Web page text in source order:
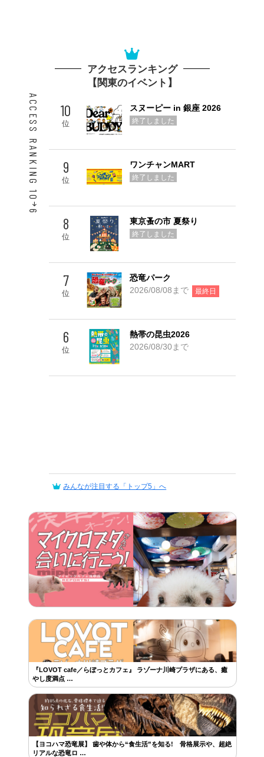
アクセスランキング
【関東のイベント】
ACCESS RANKING 10
6
10
位
スヌーピー in 銀座 2026
終了しました
9
位
ワンチャンMART
終了しました
8
位
東京蚤の市 夏祭り
終了しました
7
位
恐竜パーク
2026/08/08まで 最終日
6
位
熱帯の昆虫2026
2026/08/30まで
みんなが注目する「トップ5」へ
『LOVOT cafe／らぼっとカフェ』 ラゾーナ川崎プラザにある、癒
やし度満点 …
【ヨコハマ恐竜展】 歯や体から“食生活”を知る! 骨格展示や、超絶
リアルな恐竜ロ …